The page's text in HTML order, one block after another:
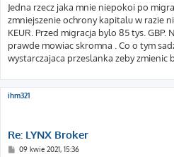
s
t
Jedna rzecz jaka mnie niepokoi po
zmniejszenie ochrony kapitalu w razie
KEUR. Przed migracja bylo 85 tys.
prawde mowiac skromna . Co o tym
wystarczajaca przeslanka zeby zmienic
ihm321
Re: LYNX Broker
P09 kwie 2021, 15:36